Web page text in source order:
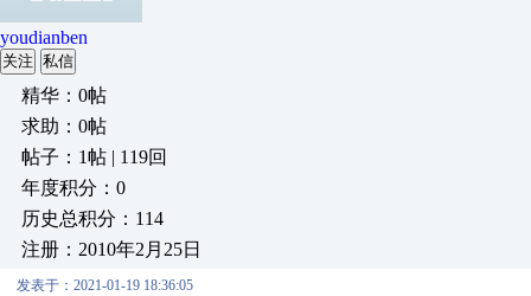
youdianben
关注 私信
精华：0帖
求助：0帖
帖子：1帖 | 119回
年度积分：0
历史总积分：114
注册：2010年2月25日
发表于：2021-01-19 18:36:05